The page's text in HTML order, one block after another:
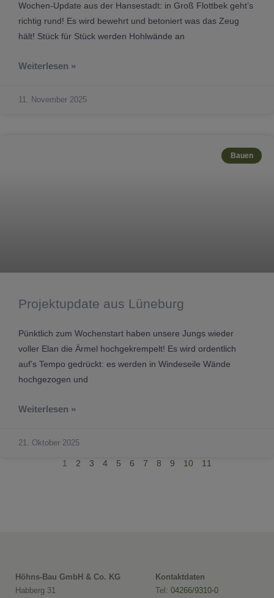
Wochen-Update aus der Hansestadt: in Groß Flottbek geht’s
richtig rund! Es wird bewehrt und betoniert was das Zeug
hält! Stück für Stück werden Hohlwände an
Weiterlesen »
11. November 2025
Bauen
Projektupdate aus Lüneburg
Pünktlich zum Wochenstart haben unsere Jungs wieder
voller Elan die Ärmel hochgekrempelt! Es wird ordentlich
auf’s Tempo gedrückt: es werden in Windeseile Wände
hochgezogen und
Weiterlesen »
21. Oktober 2025
1 2 3 4 5 6 7 8 9 10 11
Höhns-Bau GmbH & Co. KG
Habberg 31
Kontaktdaten
Tel: 04266/9310-0